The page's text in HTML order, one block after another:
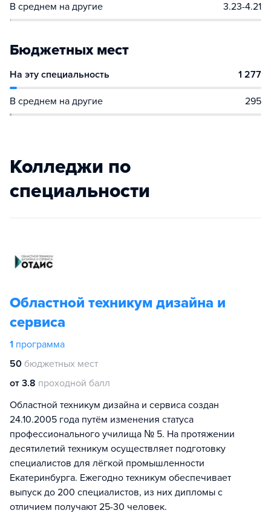
В среднем на другие 3.23-4.21
Бюджетных мест
На эту специальность 1 277
В среднем на другие 295
Колледжи по
специальности
Областной техникум дизайна и
сервиса
1 программа
50 бюджетных мест
от 3.8 проходной балл
Областной техникум дизайна и сервиса создан
24.10.2005 года путём изменения статуса
профессионального училища № 5. На протяжении
десятилетий техникум осуществляет подготовку
специалистов для лёгкой промышленности
Екатеринбурга. Ежегодно техникум обеспечивает
выпуск до 200 специалистов, из них дипломы с
отличием получают 25-30 человек.